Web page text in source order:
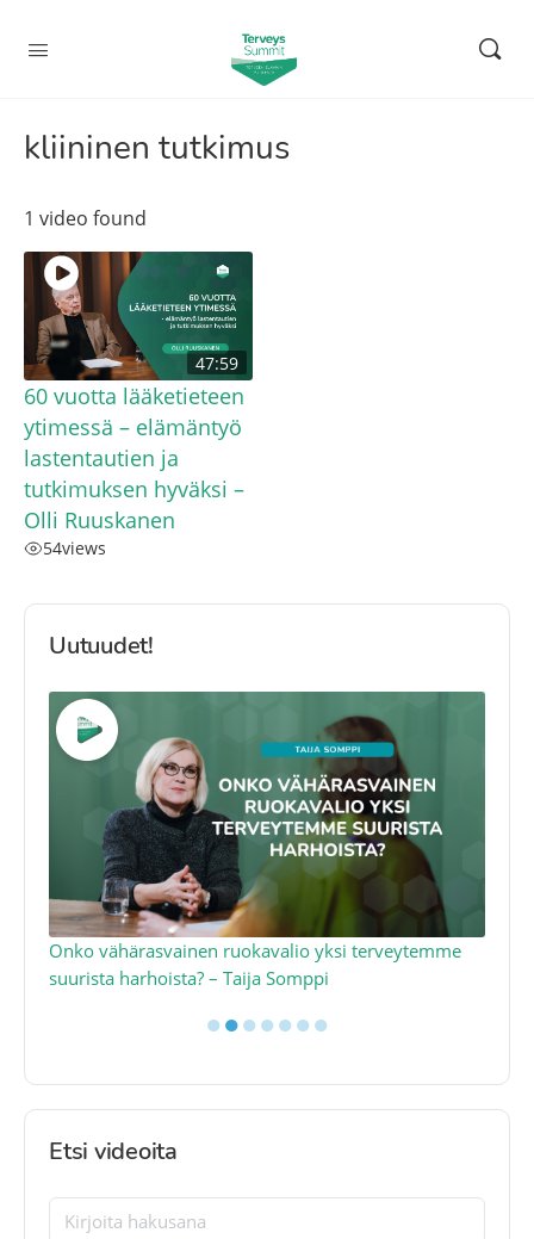
kliininen tutkimus
1 video found
47:59
60 vuotta lääketieteen
ytimessä – elämäntyö
lastentautien ja
tutkimuksen hyväksi –
Olli Ruuskanen
54views
Uutuudet!
Onko vähärasvainen ruokavalio yksi terveytemme
suurista harhoista? – Taija Somppi
●●●●●●●
Etsi videoita